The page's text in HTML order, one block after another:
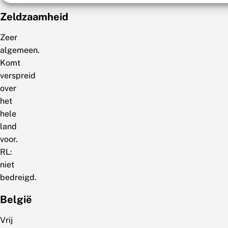
Zeldzaamheid
Zeer
algemeen.
Komt
verspreid
over
het
hele
land
voor.
RL:
niet
bedreigd.
België
Vrij